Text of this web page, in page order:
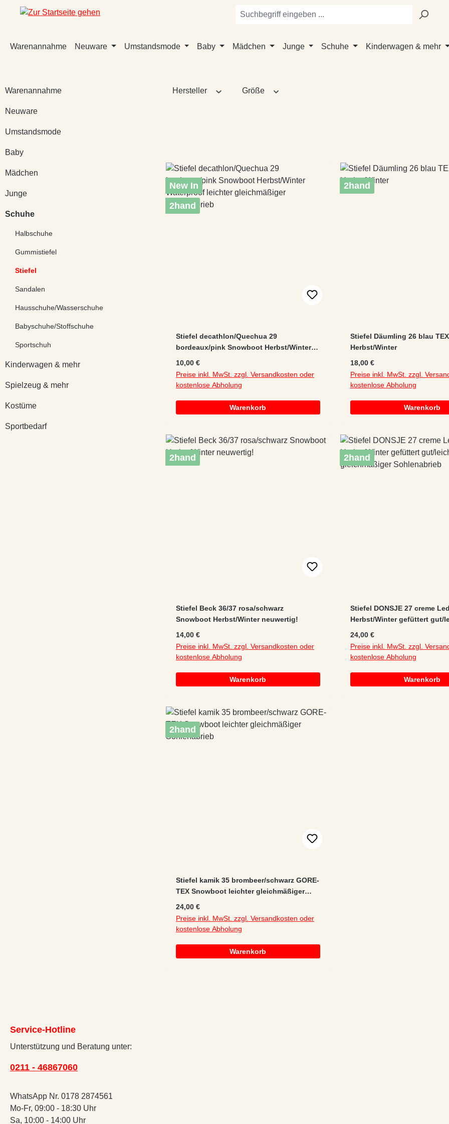
Hauptinhalt springen
Zur Suche springen
Zur Hauptnavigation springen
Warenannahme Neuware Umstandsmode Baby Mädchen Junge Schuhe Kinderwagen & mehr
Warenannahme
Neuware
Umstandsmode
Baby
Mädchen
Junge
Schuhe
Halbschuhe
Gummistiefel
Stiefel
Sandalen
Hausschuhe/Wasserschuhe
Babyschuhe/Stoffschuhe
Sportschuh
Kinderwagen & mehr
Spielzeug & mehr
Kostüme
Sportbedarf
Hersteller Größe
New In
2hand
Stiefel decathlon/Quechua 29
bordeaux/pink Snowboot Herbst/Winter
Regulärer Preis:
10,00 €
Preise inkl. MwSt. zzgl. Versandkosten oder
kostenlose Abholung
Warenkorb
2hand
Stiefel Däumling 26 blau
Herbst/Winter
Regulärer Preis:
18,00 €
Preise inkl. MwSt. zzgl.
kostenlose Abholung
Warenkorb
2hand
Stiefel Beck 36/37 rosa/schwarz
Snowboot Herbst/Winter neuwertig!
Regulärer Preis:
14,00 €
Preise inkl. MwSt. zzgl. Versandkosten oder
kostenlose Abholung
Warenkorb
2hand
Stiefel DONSJE 27 creme
Herbst/Winter gefüttert gut/
Regulärer Preis:
24,00 €
Preise inkl. MwSt. zzgl.
kostenlose Abholung
Warenkorb
2hand
Stiefel kamik 35 brombeer/schwarz GORE-
TEX Snowboot leichter gleichmäßiger
Regulärer Preis:
24,00 €
Preise inkl. MwSt. zzgl. Versandkosten oder
kostenlose Abholung
Warenkorb
Service-Hotline
Unterstützung und Beratung unter:
0211 - 46867060
WhatsApp Nr. 0178 2874561
Mo-Fr, 09:00 - 18:30 Uhr
Sa, 10:00 - 14:00 Uhr